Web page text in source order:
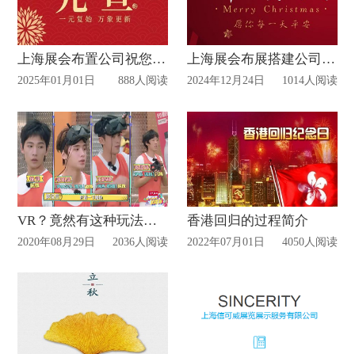
上海展会布置公司祝您元旦快乐
2025年01月01日 888人阅读
上海展会布展搭建公司祝福您
2024年12月24日 1014人阅读
VR？竟然有这种玩法，《元气满满的哥哥》戴高科技眼镜踢球!
2020年08月29日 2036人阅读
香港回归的过程简介
2022年07月01日 4050人阅读